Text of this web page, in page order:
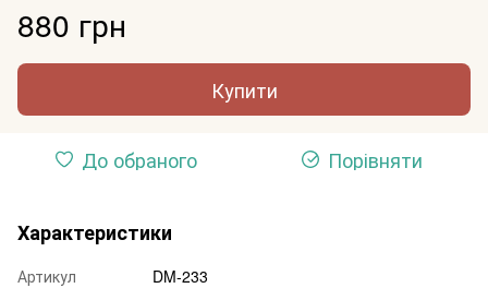
880 грн
Купити
До обраного Порівняти
Характеристики
Артикул
DM-233